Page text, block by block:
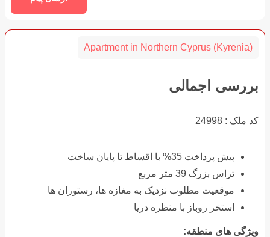
Apartment in Northern Cyprus (Kyrenia)
بررسی اجمالی
کد ملک : 24998
پیش پرداخت 35% با اقساط تا پایان ساخت
تراس بزرگ 39 متر مربع
موقعیت مطلوب نزدیک به مغازه ها، رستوران ها
استخر روباز با منظره دریا
ویژگی های منطقه: